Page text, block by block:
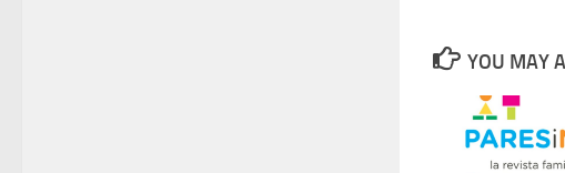
YOU MAY